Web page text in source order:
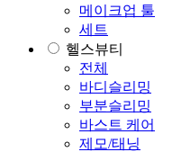
메이크업 툴
세트
헬스뷰티
전체
바디슬리밍
부분슬리밍
바스트 케어
제모/태닝